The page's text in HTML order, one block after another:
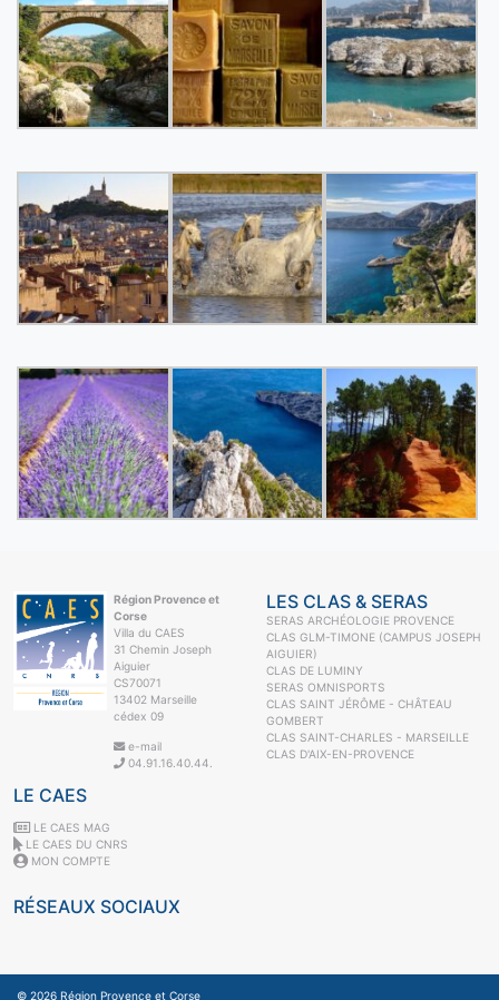
Région Provence et
Corse
Villa du CAES
31 Chemin Joseph
Aiguier
CS70071
13402 Marseille
cédex 09
e-mail
04.91.16.40.44.
LES CLAS & SERAS
SERAS ARCHÉOLOGIE PROVENCE
CLAS GLM-TIMONE (CAMPUS JOSEPH
AIGUIER)
CLAS DE LUMINY
SERAS OMNISPORTS
CLAS SAINT JÉRÔME - CHÂTEAU
GOMBERT
CLAS SAINT-CHARLES - MARSEILLE
CLAS D'AIX-EN-PROVENCE
LE CAES
LE CAES MAG
LE CAES DU CNRS
MON COMPTE
RÉSEAUX SOCIAUX
© 2026 Région Provence et Corse